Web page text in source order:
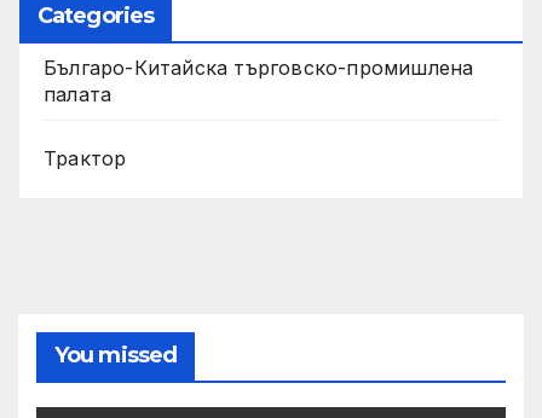
Categories
Българо-Китайска търговско-промишлена
палата
Трактор
You missed